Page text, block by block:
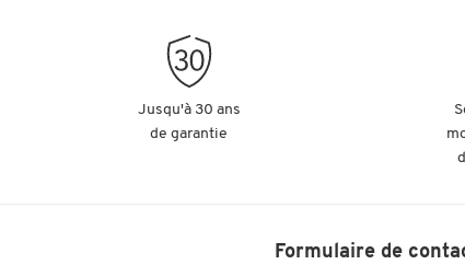
Jusqu'à 30 ans
de garantie
Formulaire de